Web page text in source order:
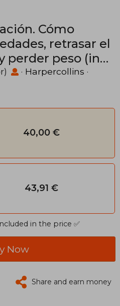
Cómo
retrasar el
perder peso (in
· Harpercollins ·
40,00 €
43,91 €
in the price ✅
Now
Share and earn money